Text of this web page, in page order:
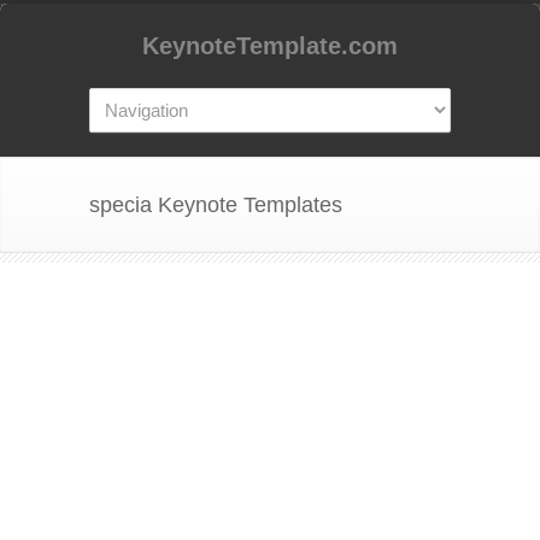
KeynoteTemplate.com
specia Keynote Templates